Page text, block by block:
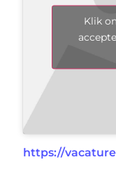
Klik
https://